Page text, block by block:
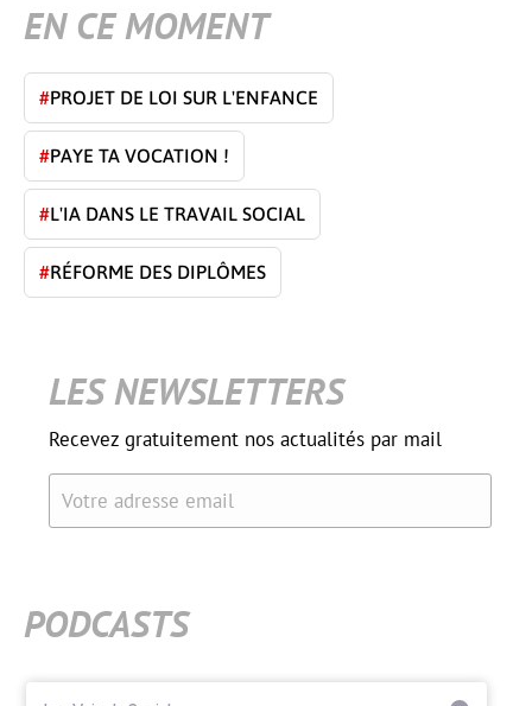
EN CE MOMENT
#PROJET DE LOI SUR L'ENFANCE
#PAYE TA VOCATION !
#L'IA DANS LE TRAVAIL SOCIAL
#RÉFORME DES DIPLÔMES
LES NEWSLETTERS
Recevez gratuitement nos actualités par mail
Votre adresse email
PODCASTS